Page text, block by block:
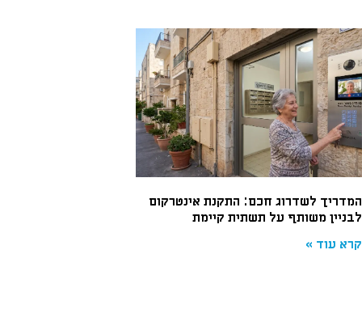
המדריך לשדרוג חכם: התקנת אינטרקום
לבניין משותף על תשתית קיימת
קרא עוד »